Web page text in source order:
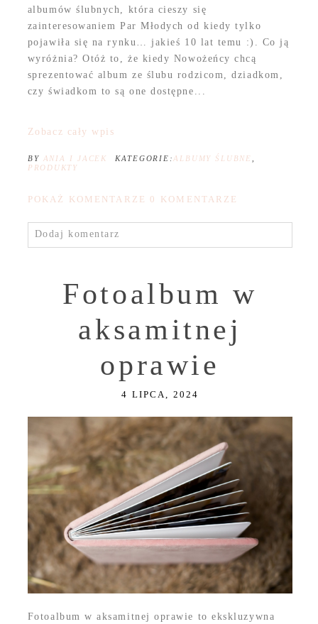
albumów ślubnych, która cieszy się
zainteresowaniem Par Młodych od kiedy tylko
pojawiła się na rynku… jakieś 10 lat temu :). Co ją
wyróżnia? Otóż to, że kiedy Nowożeńcy chcą
sprezentować album ze ślubu rodzicom, dziadkom,
czy świadkom to są one dostępne...
Zobacz cały wpis
BY ANIA I JACEK KATEGORIE: ALBUMY ŚLUBNE
PRODUKTY
POKAŻ KOMENTARZE 0 KOMENTARZE
Dodaj komentarz
Fotoalbum w
aksamitnej
oprawie
4 LIPCA, 2024
Fotoalbum w aksamitnej oprawie to ekskluzywna